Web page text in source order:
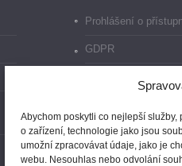
Abychom poskytli co nejlepší
o zařízení, technologie jako jsou
umožní zpracovávat údaje, jako je
webu. Nesouhlas nebo odvolání
Prohlášení o
GDPR